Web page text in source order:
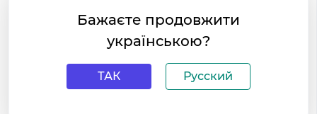
Бажаєте продовжити
українською?
ТАК Русский